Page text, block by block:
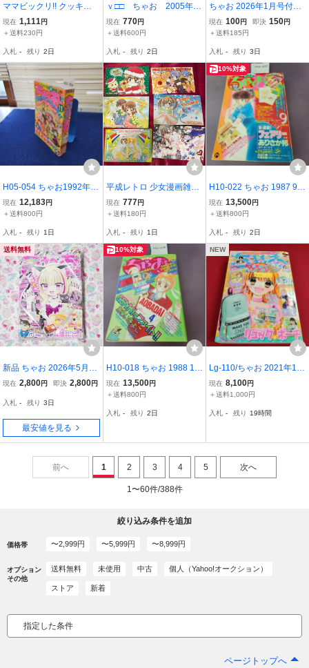
ママビックリ!! クッキン
グブック 中古本 ちゃお 1
997年 5月号 付録 水谷妃
現在 1,111円
＋送料230円
入札 - 残り 2日
ｖ□□ ちゃお 2005年新
春1月号 小学館 付録な
し チェリッシュ きら
ン ミルモでポン 古書/
O05
現在 770円
＋送料600円
入札 - 残り 2日
ちゃお 2026年1月号付録
ひみつの手帳 3冊セット
※土日祝日発送無し
現在 100円 即決 150円
＋送料185円
入札 - 残り 3日
H05-054 ちゃお1992年1
1月号 小学館 付録なし、
折れ、切り取り、汚れあ
現在 12,183円
＋送料800円
入札 - 残り 1日
平成レトロ 少女漫画雑
誌 ちゃお ポストカー
ド 6枚セット 付録
現在 777 円
＋送料180円
入札 - 残り 1日
10%対象
H10-022 ちゃお 1987 9
新連載フェアリー 付録な
し。 破れ 汚れ 折目 ペー
現在 13,500円
＋送料800円
入札 - 残り 2日
送料無料
新品 ちゃお 2026年5月号
付録付未開封品 七野ナナ
篠塚ひろむ千歳アイプリ
さなだ麦すとぷり名探偵
コナン
現在 2,800円 即決 2,800円
入札 - 残り 3日
最安値を見る
10%対象
H10-018 ちゃお 1988 10
新連載 GENKIでファイ
ト!! 汚れあり。 付録なし
現在 13,500円
＋送料800円
入札 - 残り 2日
NEW
Lg-110/ちゃお 2021年10
月号 プレミアムリュック
型ポーチ付録なし 大人
いた菜穂 他/L4/80630
現在 8,100円
＋送料1,000円
入札 - 残り 19時間
前へ 1 2 3 4 5 次へ
1〜60件/388件
絞り込み条件を追加
価格帯 〜2,999円 〜5,999円 〜8,999円
オプション
その他
送料無料 未使用 中古 個人（Yahoo!オークション）
ストア 新着
指定した条件
ページトップへ